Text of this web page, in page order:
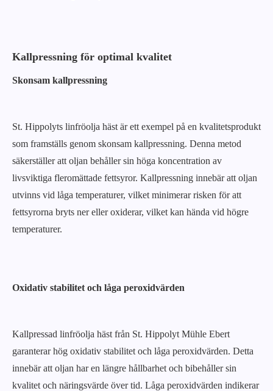
Kallpressning för optimal kvalitet
Skonsam kallpressning
St. Hippolyts linfröolja häst är ett exempel på en kvalitetsprodukt
som framställs genom skonsam kallpressning. Denna metod
säkerställer att oljan behåller sin höga koncentration av
livsviktiga fleromättade fettsyror. Kallpressning innebär att oljan
utvinns vid låga temperaturer, vilket minimerar risken för att
fettsyrorna bryts ner eller oxiderar, vilket kan hända vid högre
temperaturer.
Oxidativ stabilitet och låga peroxidvärden
Kallpressad linfröolja häst från St. Hippolyt Mühle Ebert
garanterar hög oxidativ stabilitet och låga peroxidvärden. Detta
innebär att oljan har en längre hållbarhet och bibehåller sin
kvalitet och näringsvärde över tid. Låga peroxidvärden indikerar